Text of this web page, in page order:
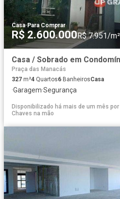
Casa· Para Comprar
R$ 2.600.000R$ 7.951/m²
Praça das Manacás
327 m²4 Quartos6 BanheirosCasa
·Garagem·Segurança
Disponibilizado há mais de um mês por
Chaves na mão